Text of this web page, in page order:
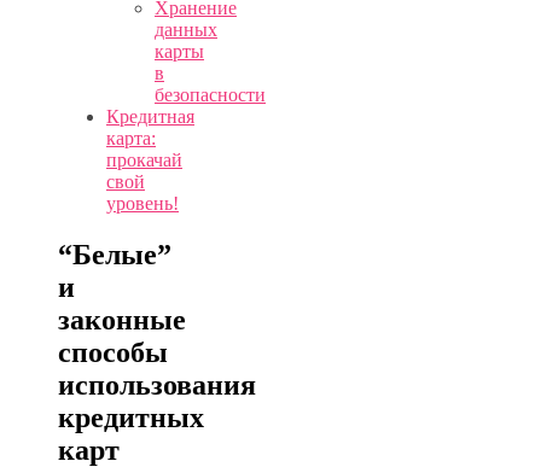
Хранение
данных
карты
в
безопасности
Кредитная
карта:
прокачай
свой
уровень!
“Белые”
и
законные
способы
использования
кредитных
карт